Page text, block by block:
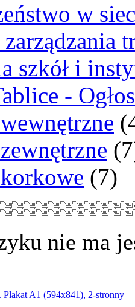
w
szkół i
-
(7)
nie ma
Plakat A1 (594x841), 2-stronny